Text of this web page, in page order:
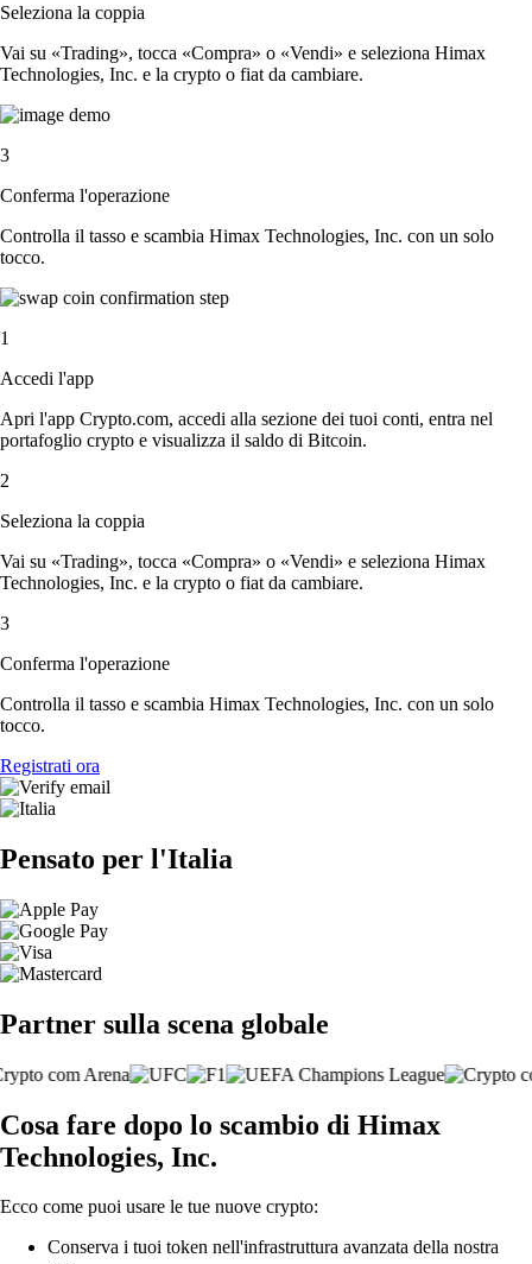
Seleziona la coppia
Vai su «Trading», tocca «Compra» o «Vendi» e seleziona Himax
Technologies, Inc. e la crypto o fiat da cambiare.
3
Conferma l'operazione
Controlla il tasso e scambia Himax Technologies, Inc. con un solo
tocco.
1
Accedi l'app
Apri l'app Crypto.com, accedi alla sezione dei tuoi conti, entra nel
portafoglio crypto e visualizza il saldo di Bitcoin.
2
Seleziona la coppia
Vai su «Trading», tocca «Compra» o «Vendi» e seleziona Himax
Technologies, Inc. e la crypto o fiat da cambiare.
3
Conferma l'operazione
Controlla il tasso e scambia Himax Technologies, Inc. con un solo
tocco.
Registrati ora
Pensato per l'Italia
Partner sulla scena globale
Cosa fare dopo lo scambio di Himax
Technologies, Inc.
Ecco come puoi usare le tue nuove crypto:
Conserva i tuoi token nell'infrastruttura avanzata della nostra